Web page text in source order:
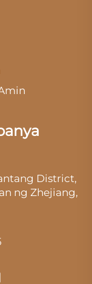
District,
ng Zhejiang,